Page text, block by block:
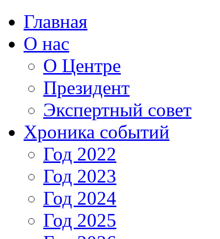
Главная
О нас
О Центре
Президент
Экспертный совет
Хроника событий
Год 2022
Год 2023
Год 2024
Год 2025